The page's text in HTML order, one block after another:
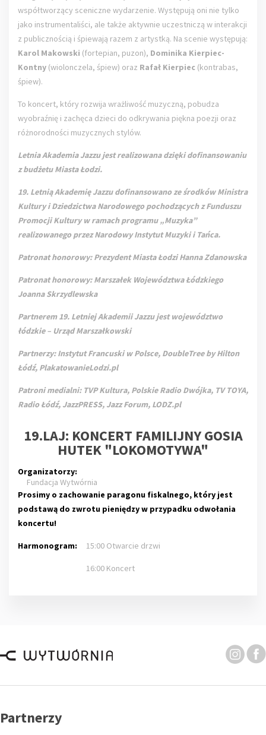
współtworzący sceniczne wydarzenie. Występują oni nie tylko
jako instrumentaliści, ale także aktywnie uczestniczą w interakcji
z publicznością i śpiewają razem z artystką. Na scenie występują:
Karol Makowski (fortepian, puzon), Dominika Kierpiec-
Kontny (wiolonczela, śpiew) oraz Rafał Kierpiec (kontrabas,
śpiew).
To koncert, który rozwija wrażliwość muzyczną, pobudza
wyobraźnię i zachęca dzieci do odkrywania piękna poezji oraz
różnorodności muzycznych stylów.
Letnia Akademia Jazzu jest realizowana dzięki dofinansowaniu
z budżetu Miasta Łodzi.
19. Letnią Akademię Jazzu dofinansowano ze środków Ministra
Kultury i Dziedzictwa Narodowego pochodzących z Funduszu
Promocji Kultury w ramach programu „Muzyka”
realizowanego przez Narodowy Instytut Muzyki i Tańca.
Patronat honorowy: Prezydent Miasta Łodzi Hanna Zdanowska
Patronat honorowy: Marszałek Województwa Łódzkiego
Joanna Skrzydlewska
Partnerem 19. Letniej Akademii Jazzu jest województwo
łódzkie – Urząd Marszałkowski
Partnerzy: Instytut Francuski w Polsce, DoubleTree by Hilton
Łódź, PlakatowanieLodzi.pl
Patroni medialni: TVP Kultura, Polskie Radio Dwójka, TV TOYA,
Radio Łódź, JazzPRESS, Jazz Forum, LODZ.pl
19.LAJ: KONCERT FAMILIJNY GOSIA
HUTEK "LOKOMOTYWA"
Organizatorzy:
Fundacja Wytwórnia
Prosimy o zachowanie paragonu fiskalnego, który jest
podstawą do zwrotu pieniędzy w przypadku odwołania
koncertu!
Harmonogram: 15:00 Otwarcie drzwi
16:00 Koncert
Partnerzy